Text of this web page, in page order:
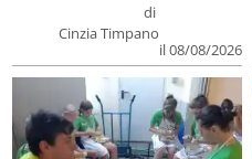
di
Cinzia Timpano
il 08/08/2026